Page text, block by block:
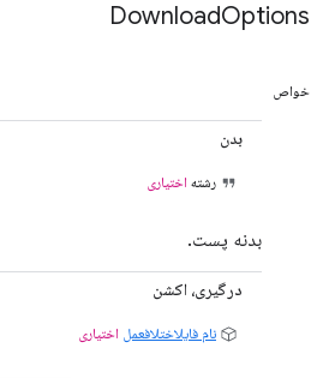
DownloadOptions
خواص
بدن
رشته اختیاری
بدنه پست.
درگیری، اکشن
نام فایلاختلافعمل اختیاری